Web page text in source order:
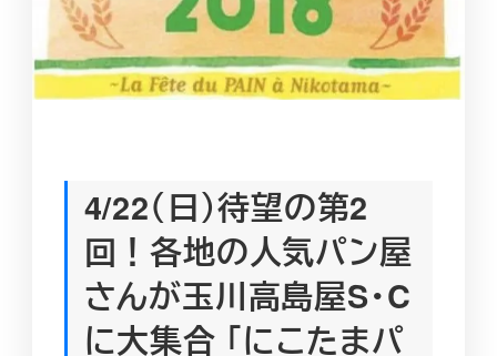
4/22（日）待望の第2
回！各地の人気パン屋
さんが玉川高島屋S・C
に大集合 「にこたまパ